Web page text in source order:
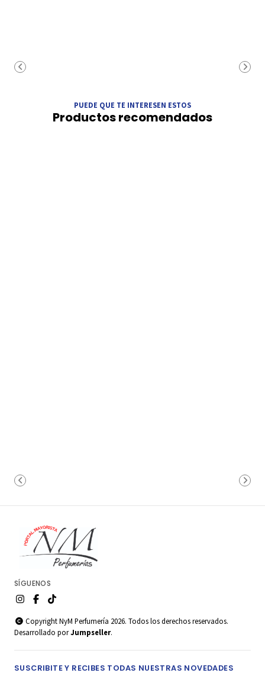
PUEDE QUE TE INTERESEN ESTOS
Productos recomendados
SÍGUENOS
Copyright NyM Perfumería 2026. Todos los derechos reservados.
Desarrollado porJumpseller.
SUSCRIBITE Y RECIBES TODAS NUESTRAS NOVEDADES